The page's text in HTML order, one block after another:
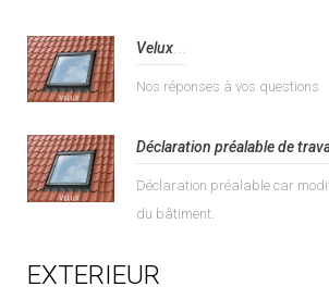
Velux
Nos réponses à vos questions
Déclaration préalable de
Déclaration préalable car
du bâtiment.
EXTERIEUR